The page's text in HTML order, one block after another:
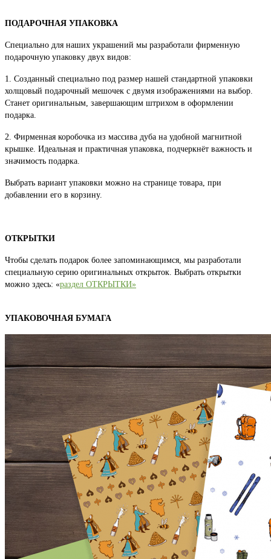
ПОДАРОЧНАЯ УПАКОВКА
Специально для наших украшений мы разработали фирменную
подарочную упаковку двух видов:
1. Созданный специально под размер нашей стандартной упаковки
холщовый подарочный мешочек с двумя изображениями на выбор.
Станет оригинальным, завершающим штрихом в оформлении
подарка.
2. Фирменная коробочка из массива дуба на удобной магнитной
крышке. Идеальная и практичная упаковка, подчеркнёт важность и
значимость подарка.
Выбрать вариант упаковки можно на странице товара, при
добавлении его в корзину.
ОТКРЫТКИ
Чтобы сделать подарок более запоминающимся, мы разработали
специальную серию оригинальных открыток. Выбрать открытки
можно здесь: «раздел ОТКРЫТКИ»
УПАКОВОЧНАЯ БУМАГА